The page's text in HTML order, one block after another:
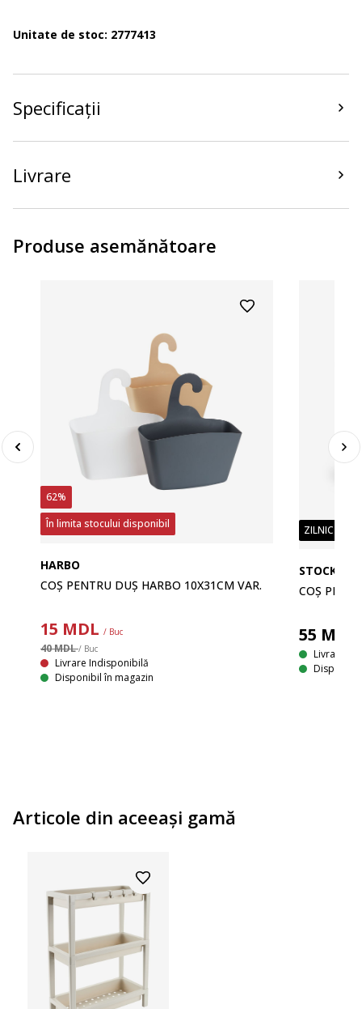
Unitate de stoc: 2777413
Specificații
Livrare
Produse asemănătoare
62%
În limita stocului disponibil
HARBO
COȘ PENTRU DUȘ HARBO 10X31CM VAR.
15 MDL / Buc
40 MDL/ Buc
Livrare Indisponibilă
Disponibil în magazin
ZILNIC PREȚ
STOCKA
COȘ
55 MDL
Livrare
Disponibil
Articole din aceeaşi gamă